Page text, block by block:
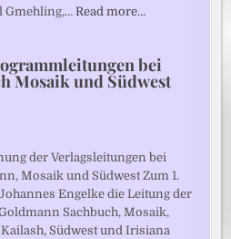
Gmehling,…Read more…
bei
Mosaik und Südwest
der Verlagsleitungen bei
Mosaik und Südwest Zum 1.
Engelke die Leitung der
Sachbuch, Mosaik,
Südwest und Irisiana